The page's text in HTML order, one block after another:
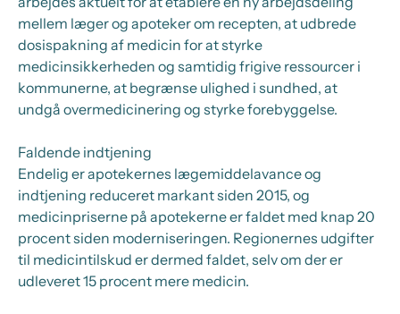
mellem læger og apoteker om recepten, at udbrede
dosispakning af medicin for at styrke
medicinsikkerheden og samtidig frigive ressourcer i
kommunerne, at begrænse ulighed i sundhed, at
undgå overmedicinering og styrke forebyggelse.
Faldende indtjening
Endelig er apotekernes lægemiddelavance og
indtjening reduceret markant siden 2015, og
medicinpriserne på apotekerne er faldet med knap 20
procent siden moderniseringen. Regionernes udgifter
til medicintilskud er dermed faldet, selv om der er
udleveret 15 procent mere medicin.